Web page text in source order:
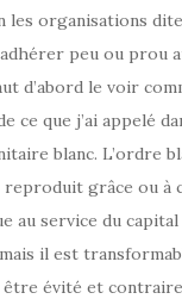
les organisations
peu ou prou
d’abord le voir
ce que j’ai appelé
blanc. L’ordre
grâce ou à
au service du
il est
évité et